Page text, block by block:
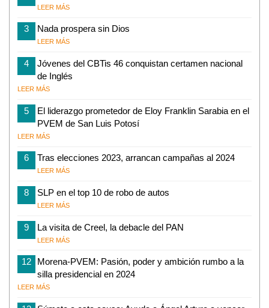
LEER MÁS
3 Nada prospera sin Dios
LEER MÁS
4
Jóvenes del CBTis 46 conquistan certamen nacional
de Inglés
LEER MÁS
5
El liderazgo prometedor de Eloy Franklin Sarabia en el
PVEM de San Luis Potosí
LEER MÁS
6 Tras elecciones 2023, arrancan campañas al 2024
LEER MÁS
8 SLP en el top 10 de robo de autos
LEER MÁS
9 La visita de Creel, la debacle del PAN
LEER MÁS
12
Morena-PVEM: Pasión, poder y ambición rumbo a la
silla presidencial en 2024
LEER MÁS